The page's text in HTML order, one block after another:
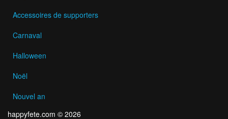
Accessoires de supporters
Carnaval
Halloween
Noël
Nouvel an
happyfete.com © 2026